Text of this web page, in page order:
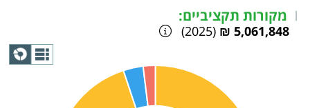
| מקורות תקציביים:
5,061,848 ₪
(2025)